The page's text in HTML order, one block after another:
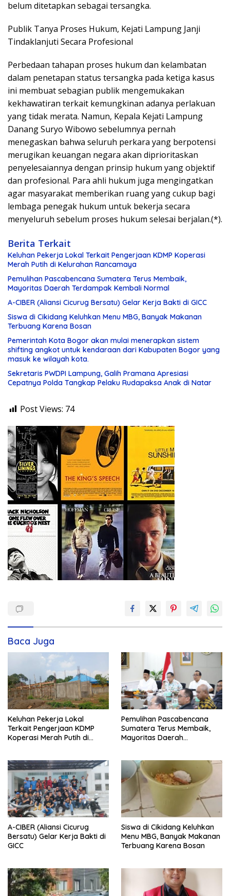
belum ditetapkan sebagai tersangka.
Publik Tanya Proses Hukum, Kejati Lampung Janji
Tindaklanjuti Secara Profesional
Perbedaan tahapan proses hukum dan kelambatan
dalam penetapan status tersangka pada ketiga kasus
ini membuat sebagian publik mengemukakan
kekhawatiran terkait kemungkinan adanya perlakuan
yang tidak merata. Namun, Kepala Kejati Lampung
Danang Suryo Wibowo sebelumnya pernah
menegaskan bahwa seluruh perkara yang berpotensi
merugikan keuangan negara akan diprioritaskan
penyelesaiannya dengan prinsip hukum yang objektif
dan profesional. Para ahli hukum juga mengingatkan
agar masyarakat memberikan ruang yang cukup bagi
lembaga penegak hukum untuk bekerja secara
menyeluruh sebelum proses hukum selesai berjalan.(*).
Berita Terkait
Keluhan Pekerja Lokal Terkait Pengerjaan KDMP Koperasi
Merah Putih di Kelurahan Rancamaya
Pemulihan Pascabencana Sumatera Terus Membaik,
Mayoritas Daerah Terdampak Kembali Normal
A-CIBER (Aliansi Cicurug Bersatu) Gelar Kerja Bakti di GICC
Siswa di Cikidang Keluhkan Menu MBG, Banyak Makanan
Terbuang Karena Bosan
Pemerintah Kota Bogor akan mulai menerapkan sistem
shifting angkot untuk kendaraan dari Kabupaten Bogor yang
masuk ke wilayah kota.
Sekretaris PWDPI Lampung, Galih Pramana Apresiasi
Cepatnya Polda Tangkap Pelaku Rudapaksa Anak di Natar
Post Views: 74
Baca Juga
Keluhan Pekerja Lokal
Terkait Pengerjaan KDMP
Koperasi Merah Putih di
Pemulihan Pascabencana
Sumatera Terus Membaik,
Mayoritas Daerah
A-CIBER (Aliansi Cicurug
Bersatu) Gelar Kerja Bakti di
GICC
Siswa di Cikidang Keluhkan
Menu MBG, Banyak Makanan
Terbuang Karena Bosan